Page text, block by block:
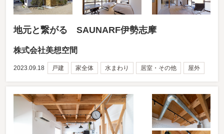
地元と繋がる SAUNARF伊勢志摩
株式会社美想空間
2023.09.18 戸建 家全体 水まわり 居室・その他 屋外